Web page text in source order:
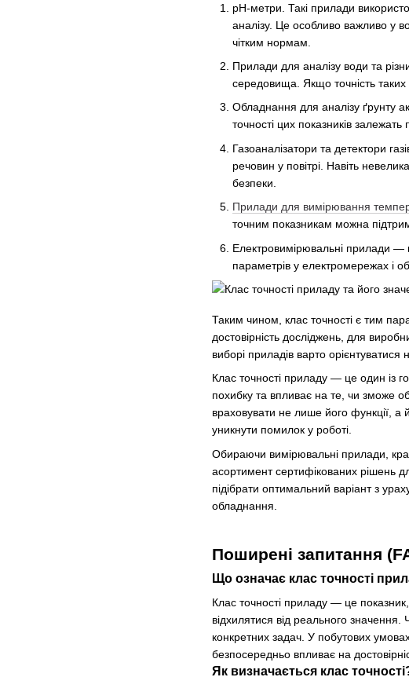
рН-метри. Такі прилади
аналізу. Це особливо важливо у
чітким нормам.
Прилади для аналізу води та
середовища. Якщо точність
Обладнання для аналізу ґрунту
точності цих показників
Газоаналізатори та детектори
речовин у повітрі. Навіть
безпеки.
Прилади для вимірювання
точним показникам можна
Електровимірювальні прилади —
параметрів у електромережах і
Таким чином, клас точності є тим
достовірність досліджень, для
виборі приладів варто орієнтуватися
Клас точності приладу — це один із
похибку та впливає на те, чи зможе
враховувати не лише його функції, а
уникнути помилок у роботі.
Обираючи вимірювальні прилади,
асортимент сертифікованих рішень
підібрати оптимальний варіант з
обладнання.
Поширені запитання
Що означає клас точності
Клас точності приладу — це
відхилятися від реального
конкретних задач. У побутових
безпосередньо впливає на
Як визначається клас